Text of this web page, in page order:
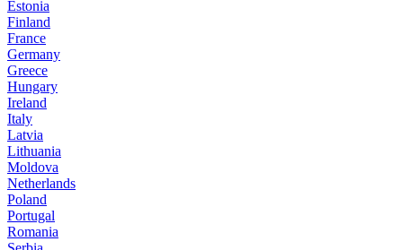
Estonia
Finland
France
Germany
Greece
Hungary
Ireland
Italy
Latvia
Lithuania
Moldova
Netherlands
Poland
Portugal
Romania